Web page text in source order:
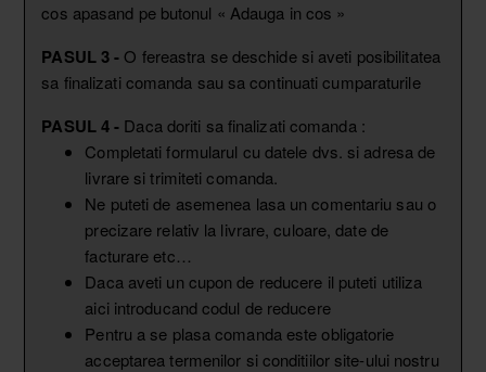
cos apasand pe butonul « Adauga in cos »
PASUL 3 - O fereastra se deschide si aveti posibilitatea
sa finalizati comanda sau sa continuati cumparaturile
PASUL 4 - Daca doriti sa finalizati comanda :
Completati formularul cu datele dvs. si adresa de
livrare si trimiteti comanda.
Ne puteti de asemenea lasa un comentariu sau o
precizare relativ la livrare, culoare, date de
facturare etc…
Daca aveti un cupon de reducere il puteti utiliza
aici introducand codul de reducere
Pentru a se plasa comanda este obligatorie
acceptarea termenilor si conditiilor site-ului nostru